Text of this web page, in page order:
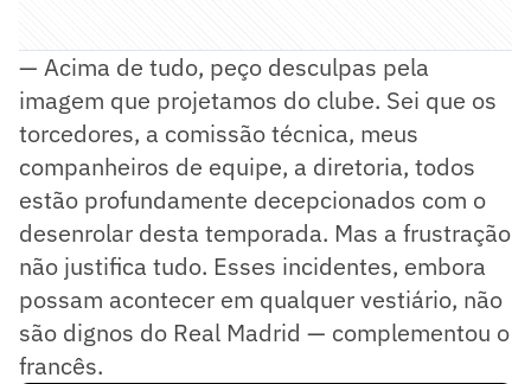
— Acima de tudo, peço desculpas pela
imagem que projetamos do clube. Sei que os
torcedores, a comissão técnica, meus
companheiros de equipe, a diretoria, todos
estão profundamente decepcionados com o
desenrolar desta temporada. Mas a frustração
não justifica tudo. Esses incidentes, embora
possam acontecer em qualquer vestiário, não
são dignos do Real Madrid — complementou o
francês.